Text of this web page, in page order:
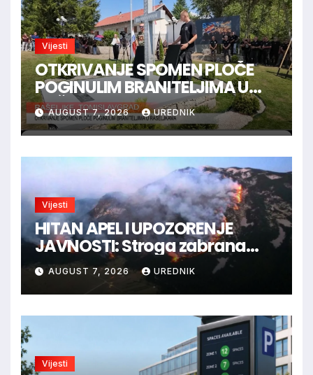
Vijesti
OTKRIVANJE SPOMEN PLOČE
POGINULIM BRANITELJIMA U
RAŠELJKAMA
AUGUST 7, 2026 UREDNIK
Vijesti
HITAN APEL I UPOZORENJE
JAVNOSTI: Stroga zabrana
loženja vatre u Parku prirode
Blidinje!
AUGUST 7, 2026 UREDNIK
Vijesti